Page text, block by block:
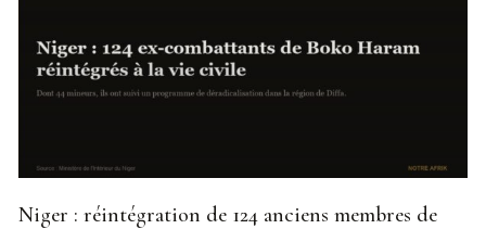
Niger : réintégration de 124 anciens membres de